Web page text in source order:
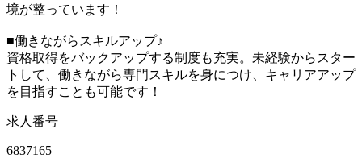
境が整っています！
■働きながらスキルアップ♪
資格取得をバックアップする制度も充実。未経験からスター
トして、働きながら専門スキルを身につけ、キャリアアップ
を目指すことも可能です！
求人番号
6837165